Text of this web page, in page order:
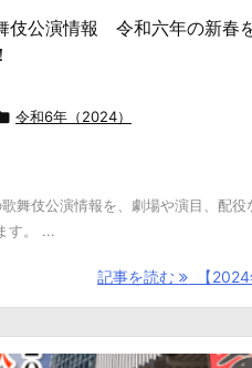
伎公演情報 令和六年の新春
令和6年（2024）
舞伎公演情報を、劇場や演目、配役
す。 ...
記事を読む 【